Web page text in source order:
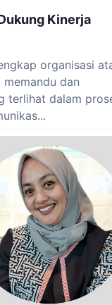
Kinerja
organisasi
dan
terlihat dalam